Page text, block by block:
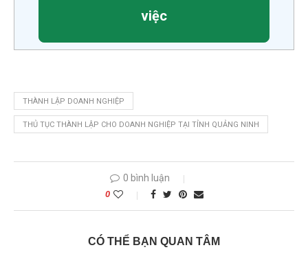
việc
THÀNH LẬP DOANH NGHIỆP
THỦ TỤC THÀNH LẬP CHO DOANH NGHIỆP TẠI TỈNH QUẢNG NINH
0 bình luận
0
CÓ THỂ BẠN QUAN TÂM